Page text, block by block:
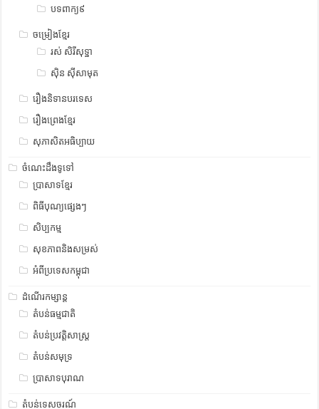
បទពាក្យ៩
ចម្រៀងខ្មែរ
រស់ សិរីសុទ្ឋា
ស៊ិន ស៊ីសាមុត
រឿងនិទានបរទេស
រឿងព្រេងខ្មែរ
សុភាសិតអធិប្បាយ
ចំណេះដឹងទូទៅ
ប្រាសាទខ្មែរ
ពិធីបុណ្យផ្សេងៗ
សិប្បកម្ម
សុខភាពនិងសម្រស់
អំពីប្រទេសកម្ពុជា
ដំណើរកម្សាន្ត
តំបន់ធម្មជាតិ
តំបន់ប្រវត្តិសាស្រ្ត
តំបន់សមុទ្រ
ប្រាសាទបុរាណ
តំបន់ទេសចរណ៍